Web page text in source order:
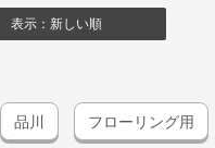
表示：新しい順
品川 フローリング用